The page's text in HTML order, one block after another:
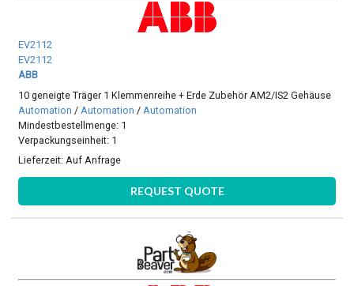
EV2112
EV2112
ABB
10 geneigte Träger 1 Klemmenreihe + Erde Zubehör AM2/IS2 Gehäuse
Automation / Automation / Automation
Mindestbestellmenge: 1
Verpackungseinheit: 1
Lieferzeit: Auf Anfrage
REQUEST QUOTE